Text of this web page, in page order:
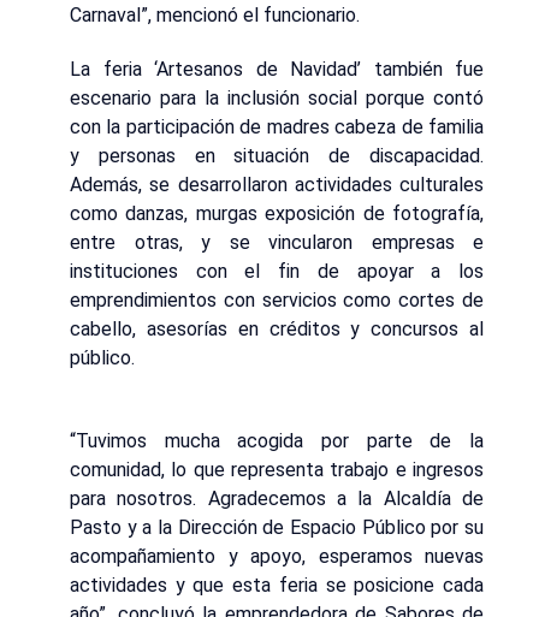
Carnaval”, mencionó el funcionario.
La feria ‘Artesanos de Navidad’ también fue
escenario para la inclusión social porque contó
con la participación de madres cabeza de familia
y personas en situación de discapacidad.
Además, se desarrollaron actividades culturales
como danzas, murgas exposición de fotografía,
entre otras, y se vincularon empresas e
instituciones con el fin de apoyar a los
emprendimientos con servicios como cortes de
cabello, asesorías en créditos y concursos al
público.
“Tuvimos mucha acogida por parte de la
comunidad, lo que representa trabajo e ingresos
para nosotros. Agradecemos a la Alcaldía de
Pasto y a la Dirección de Espacio Público por su
acompañamiento y apoyo, esperamos nuevas
actividades y que esta feria se posicione cada